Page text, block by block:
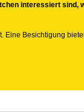
interessiert sind,
Besichtigung